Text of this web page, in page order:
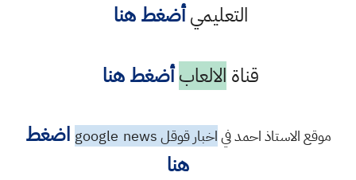
التعليميأضغط هنا
قناة الالعاب أضغط هنا
موقع الاستاذ احمد فياخبار قوقل googlenews
اضغط
هنا